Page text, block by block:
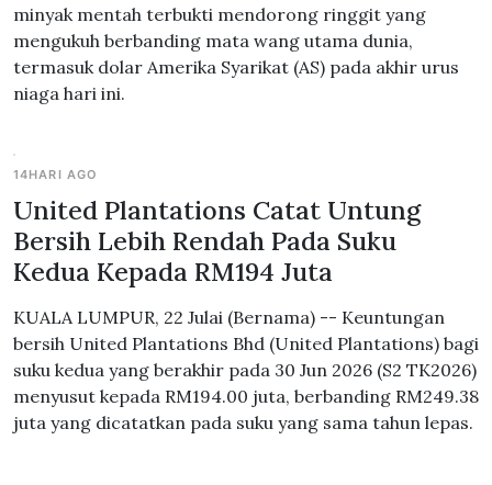
minyak mentah terbukti mendorong ringgit yang
mengukuh berbanding mata wang utama dunia,
termasuk dolar Amerika Syarikat (AS) pada akhir urus
niaga hari ini.
14HARI AGO
United Plantations Catat Untung
Bersih Lebih Rendah Pada Suku
Kedua Kepada RM194 Juta
KUALA LUMPUR, 22 Julai (Bernama) -- Keuntungan
bersih United Plantations Bhd (United Plantations) bagi
suku kedua yang berakhir pada 30 Jun 2026 (S2 TK2026)
menyusut kepada RM194.00 juta, berbanding RM249.38
juta yang dicatatkan pada suku yang sama tahun lepas.